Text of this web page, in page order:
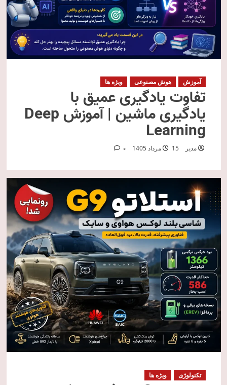
آموزش هوش مصنوعی ویژه ها
تفاوت یادگیری عمیق با
یادگیری ماشین | آموزش Deep
Learning
مدیر 15 مرداد 1405 0
تکنولوژی ویژه ها